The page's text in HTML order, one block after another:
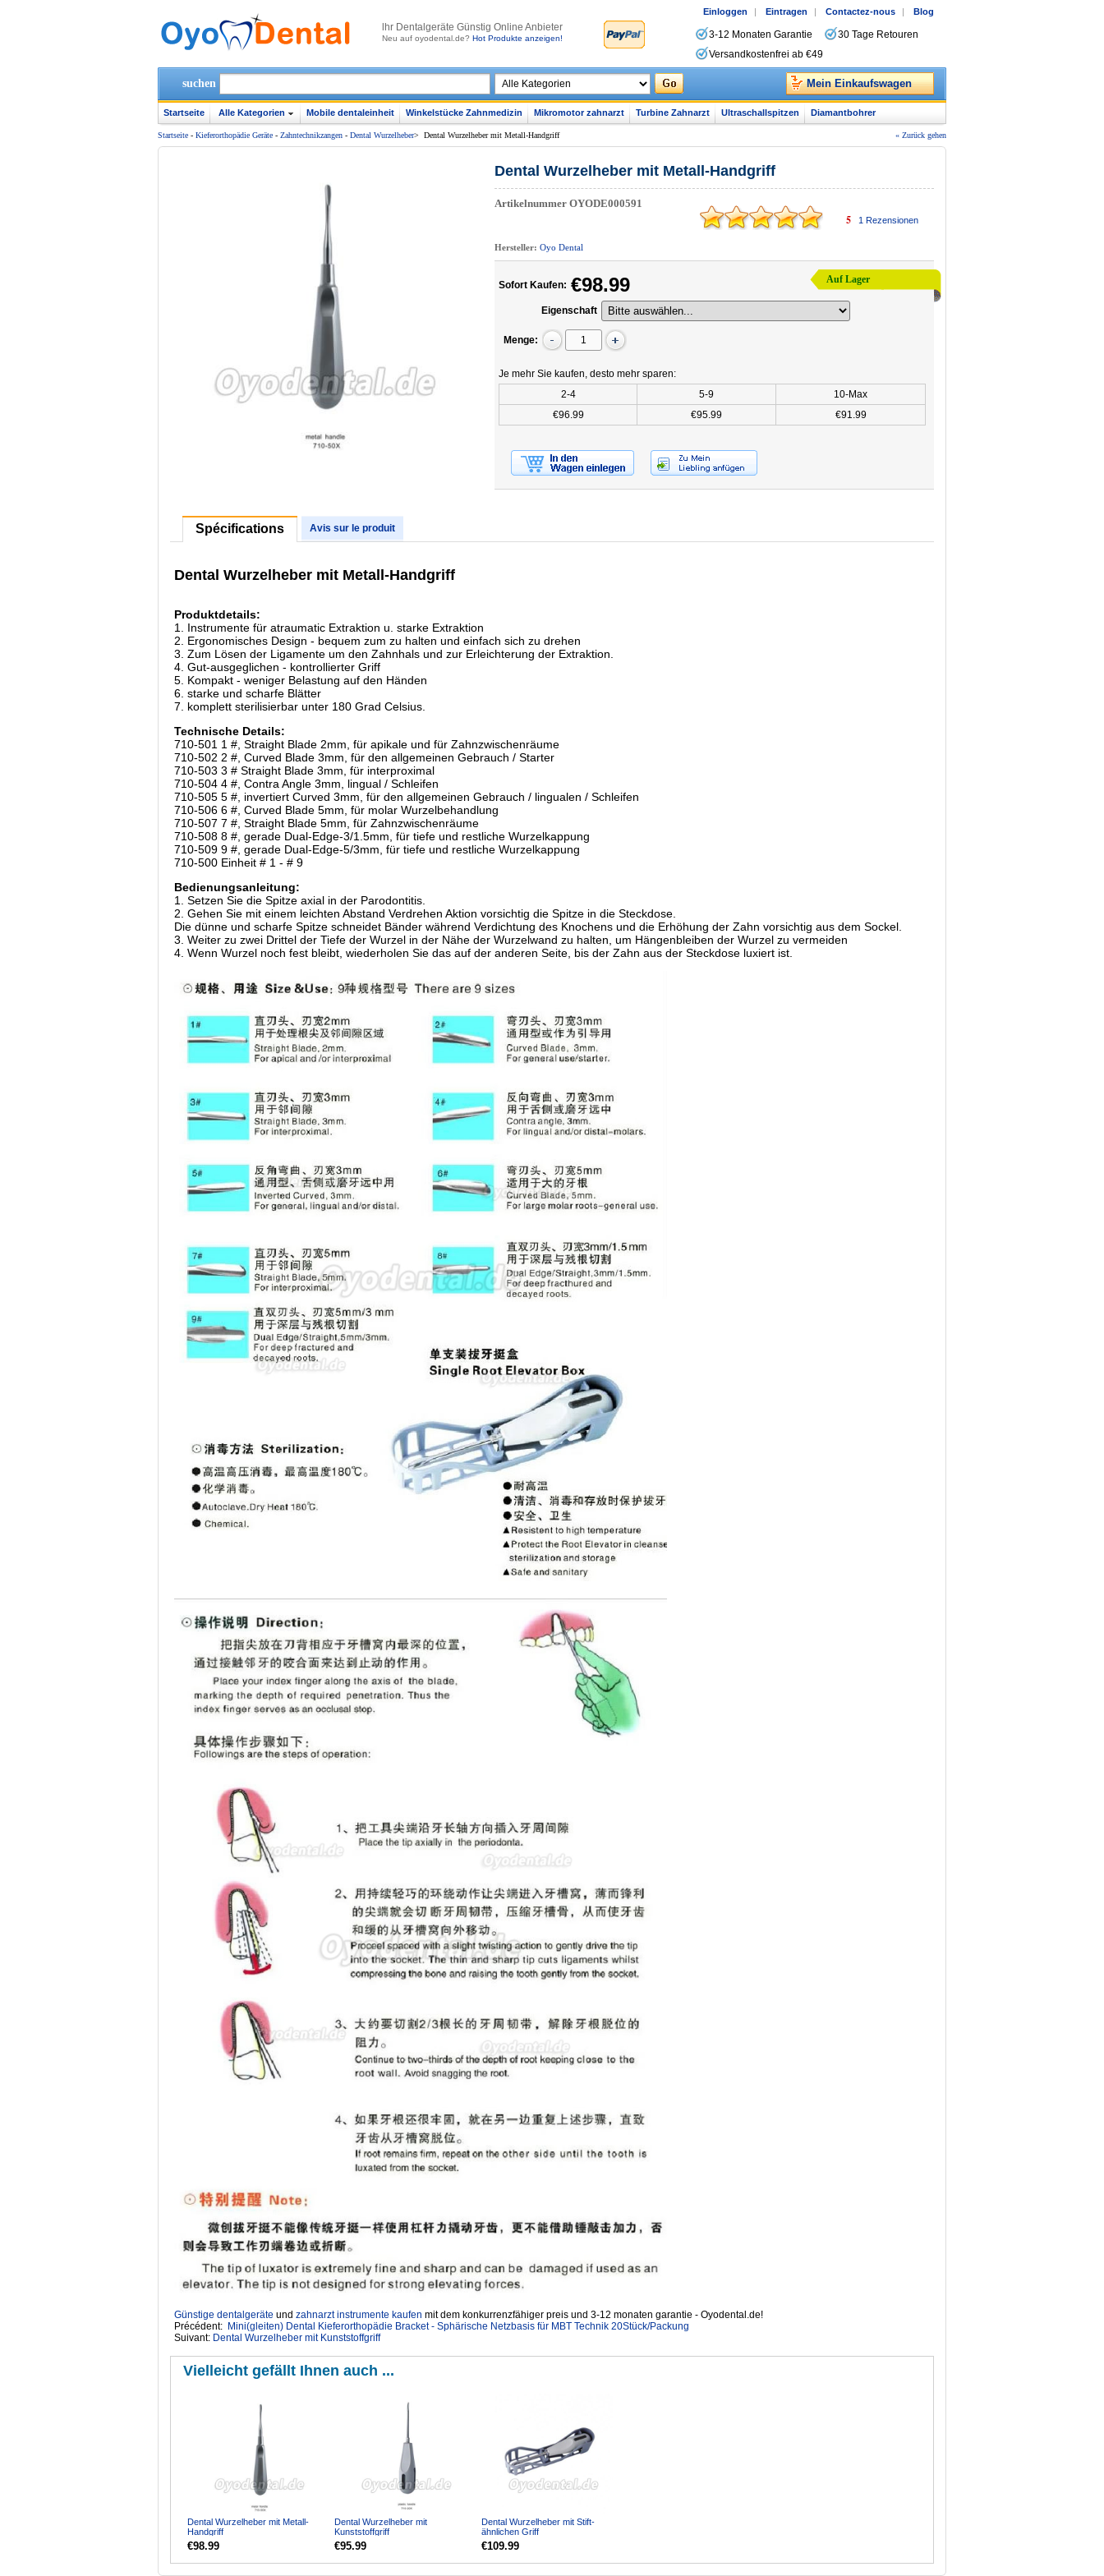
lhr Dentalgeräte Günstig Online Anbieter
Neu auf oyodental.de? Hot Produkte anzeigen!
Einloggen | Eintragen | Contactez-nous | Blog
3-12 Monaten Garantie
30 Tage Retouren
Versandkostenfrei ab €49
suchen Mein Einkaufswagen
Startseite Alle Kategorien Mobile dentaleinheit Winkelstücke Zahnmedizin Mikromotor zahnarzt Turbine Zahnarzt Ultraschallspitzen Diamantbohrer
Startseite - Kieferorthopädie Geräte - Zahntechnikzangen - Dental Wurzelheber> Dental Wurzelheber mit Metall-Handgriff « Zurück gehen
Dental Wurzelheber mit Metall-Handgriff
Artikelnummer OYODE000591
5 1 Rezensionen
Hersteller: Oyo Dental
Auf Lager
Sofort Kaufen: €98.99
Eigenschaft
Menge:
Je mehr Sie kaufen, desto mehr sparen:
2-4
5-9
10-Max
€96.99
€95.99 €91.99
Spécifications Avis sur le produit
Dental Wurzelheber mit Metall-Handgriff
Produktdetails:
1. Instrumente für atraumatic Extraktion u. starke Extraktion
2. Ergonomisches Design - bequem zum zu halten und einfach sich zu drehen
3. Zum Lösen der Ligamente um den Zahnhals und zur Erleichterung der Extraktion.
4. Gut-ausgeglichen - kontrollierter Griff
5. Kompakt - weniger Belastung auf den Händen
6. starke und scharfe Blätter
7. komplett sterilisierbar unter 180 Grad Celsius.
Technische Details:
710-501 1 #, Straight Blade 2mm, für apikale und für Zahnzwischenräume
710-502 2 #, Curved Blade 3mm, für den allgemeinen Gebrauch / Starter
710-503 3 # Straight Blade 3mm, für interproximal
710-504 4 #, Contra Angle 3mm, lingual / Schleifen
710-505 5 #, invertiert Curved 3mm, für den allgemeinen Gebrauch / lingualen / Schleifen
710-506 6 #, Curved Blade 5mm, für molar Wurzelbehandlung
710-507 7 #, Straight Blade 5mm, für Zahnzwischenräume
710-508 8 #, gerade Dual-Edge-3/1.5mm, für tiefe und restliche Wurzelkappung
710-509 9 #, gerade Dual-Edge-5/3mm, für tiefe und restliche Wurzelkappung
710-500 Einheit # 1 - # 9
Bedienungsanleitung:
1. Setzen Sie die Spitze axial in der Parodontitis.
2. Gehen Sie mit einem leichten Abstand Verdrehen Aktion vorsichtig die Spitze in die Steckdose.
Die dünne und scharfe Spitze schneidet Bänder während Verdichtung des Knochens und die Erhöhung der Zahn vorsichtig aus dem Sockel.
3. Weiter zu zwei Drittel der Tiefe der Wurzel in der Nähe der Wurzelwand zu halten, um Hängenbleiben der Wurzel zu vermeiden
4. Wenn Wurzel noch fest bleibt, wiederholen Sie das auf der anderen Seite, bis der Zahn aus der Steckdose luxiert ist.
Günstige dentalgeräte ‎ und zahnarzt instrumente kaufen mit dem konkurrenzfähiger preis und 3-12 monaten garantie - Oyodental.de!
Précédent: Mini(gleiten) Dental Kieferorthopädie Bracket - Sphärische Netzbasis für MBT Technik 20Stück/Packung
Suivant: Dental Wurzelheber mit Kunststoffgriff
Vielleicht gefällt Ihnen auch ...
Dental Wurzelheber mit Metall-
Handgriff
€98.99
Dental Wurzelheber mit
Kunststoffgriff
€95.99
Dental Wurzelheber mit Stift-
ähnlichen Griff
€109.99